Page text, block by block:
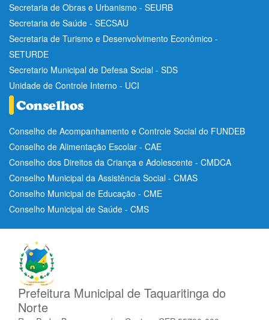
Secretaria de Obras e Urbanismo - SEURB
Secretaria de Saúde - SECSAU
Secretaria de Turismo e Desenvolvimento Econômico -
SETURDE
Secretario Municipal de Defesa Social - SDS
Unidade de Controle Interno - UCI
Conselho de Acompanhamento e Controle Social do FUNDEB
Conselho de Alimentação Escolar - CAE
Conselho dos Direitos da Criança e Adolescente - CMDCA
Conselho Municipal da Assistência Social - CMAS
Conselho Municipal de Educação - CME
Conselho Municipal de Saúde - CMS
Prefeitura Municipal de Taquaritinga do
Norte